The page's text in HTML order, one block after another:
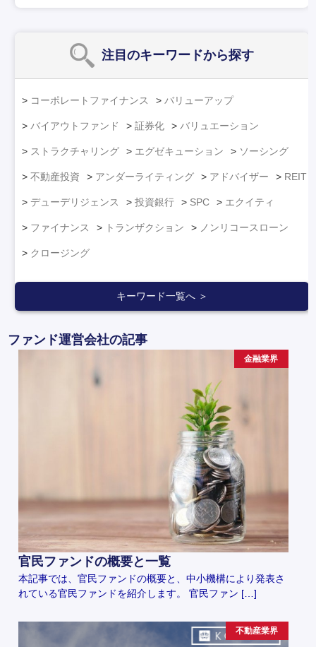
注目のキーワードから探す
コーポレートファイナンス バリューアップ
バイアウトファンド 証券化 バリュエーション
ストラクチャリング エグゼキューション ソーシング
不動産投資 アンダーライティング アドバイザー REIT
デューデリジェンス 投資銀行 SPC エクイティ
ファイナンス トランザクション ノンリコースローン
クロージング
キーワード一覧へ ＞
ファンド運営会社の記事
金融業界
官民ファンドの概要と一覧
本記事では、官民ファンドの概要と、中小機構により発表さ
れている官民ファンドを紹介します。 官民ファン […]
不動産業界